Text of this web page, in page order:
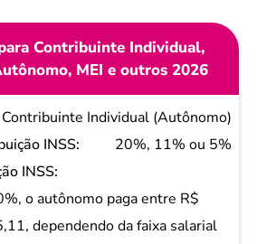
Contribuinte Individual,
MEI e outros 2026
Contribuinte Individual (Autônomo)
20%, 11% ou 5%
o autônomo paga entre R$
dependendo da faixa salarial